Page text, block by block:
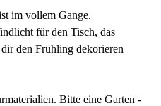
im vollem Gange.
für den Tisch, das
den Frühling dekorieren
Bitte eine Garten -